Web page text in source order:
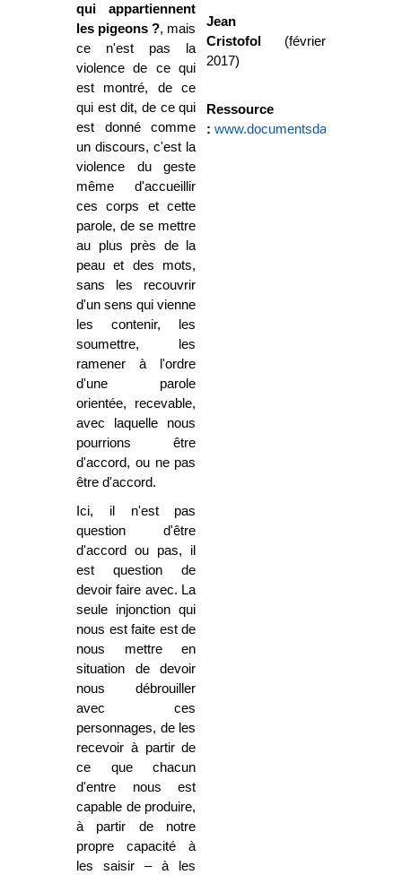
qui appartiennent
les pigeons ?, mais
ce n'est pas la
violence de ce qui
est montré, de ce
qui est dit, de ce qui
est donné comme
un discours, c'est la
violence du geste
même d'accueillir
ces corps et cette
parole, de se mettre
au plus près de la
peau et des mots,
sans les recouvrir
d'un sens qui vienne
les contenir, les
soumettre, les
ramener à l'ordre
d'une parole
orientée, recevable,
avec laquelle nous
pourrions être
d'accord, ou ne pas
être d'accord.
Ici, il n'est pas
question d'être
d'accord ou pas, il
est question de
devoir faire avec. La
seule injonction qui
nous est faite est de
nous mettre en
situation de devoir
nous débrouiller
avec ces
personnages, de les
recevoir à partir de
ce que chacun
d'entre nous est
capable de produire,
à partir de notre
propre capacité à
les saisir – à les
Jean
Cristofol (février
2017)
Ressource
: www.documentsdartistes.org/